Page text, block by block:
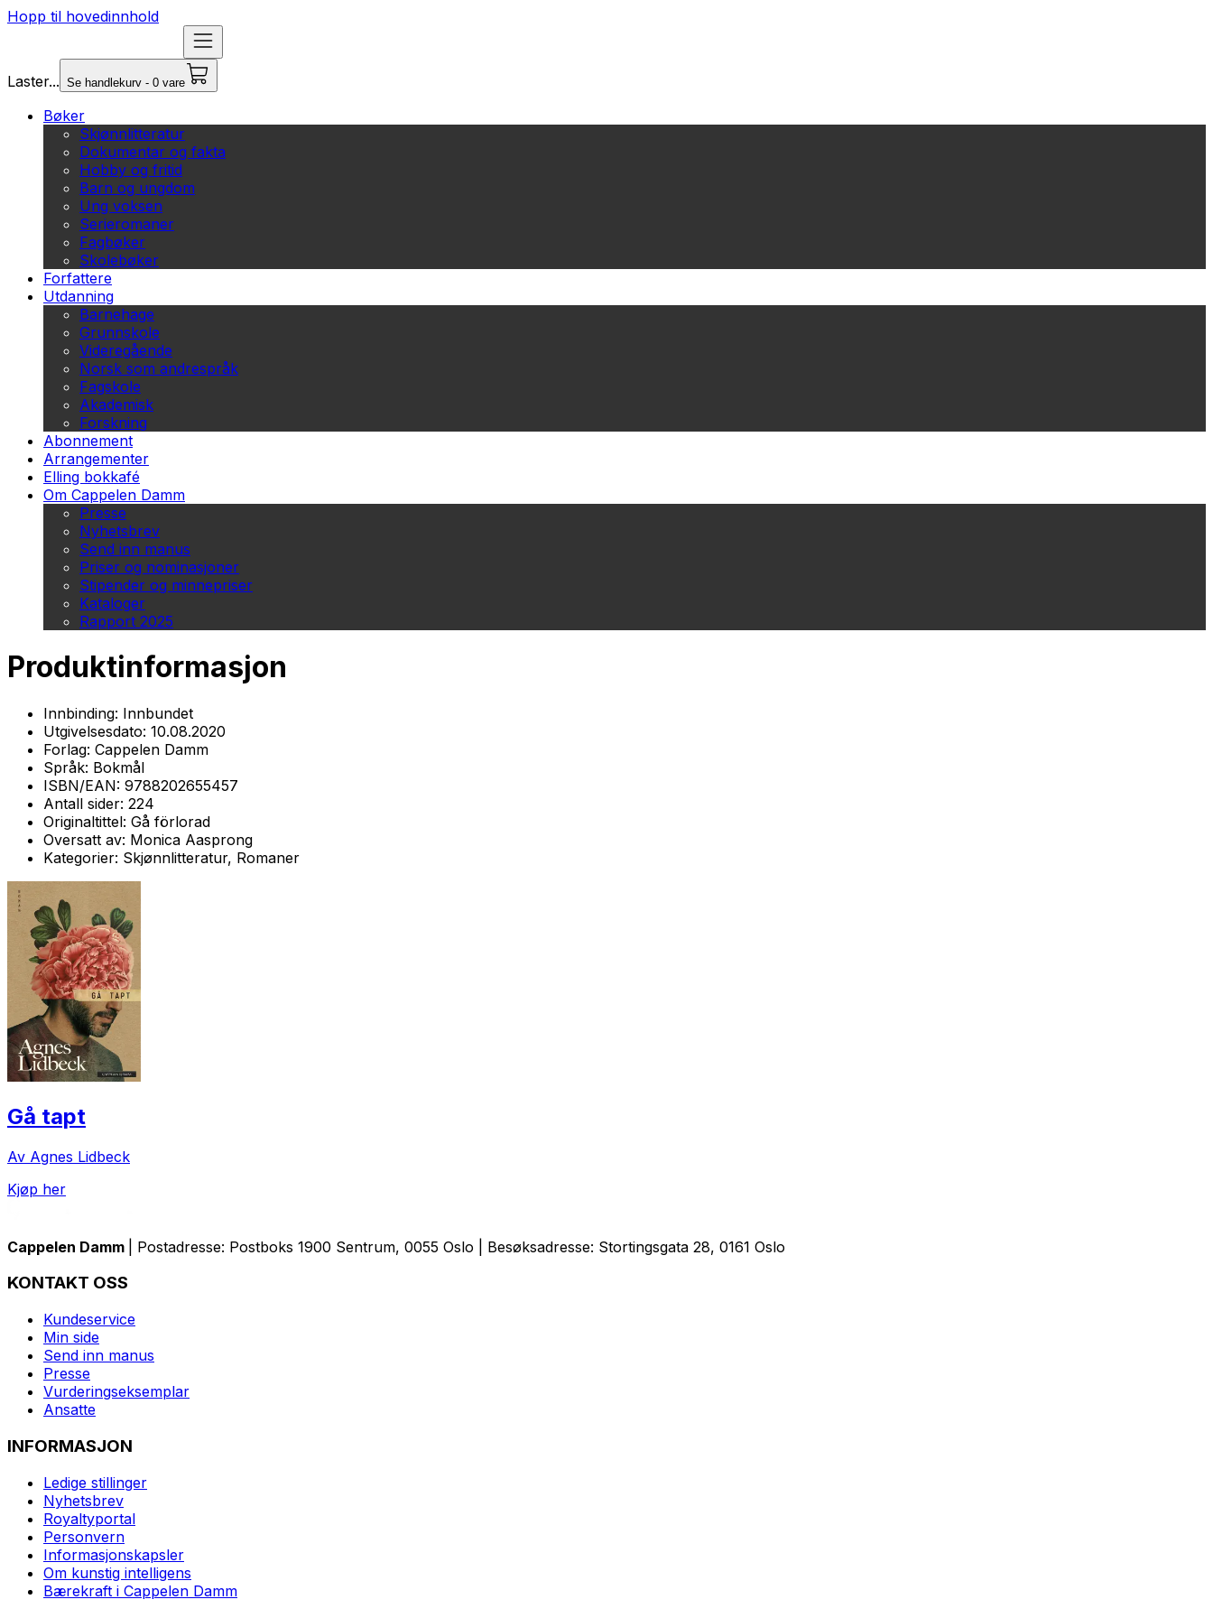
Hopp til hovedinnhold
Laster... Se handlekurv - 0 vare
Bøker
Skjønnlitteratur
Dokumentar og fakta
Hobby og fritid
Barn og ungdom
Ung voksen
Serieromaner
Fagbøker
Skolebøker
Forfattere
Utdanning
Barnehage
Grunnskole
Videregående
Norsk som andrespråk
Fagskole
Akademisk
Forskning
Abonnement
Arrangementer
Elling bokkafé
Om Cappelen Damm
Presse
Nyhetsbrev
Send inn manus
Priser og nominasjoner
Stipender og minnepriser
Kataloger
Rapport 2025
Produktinformasjon
Innbinding: Innbundet
Utgivelsesdato: 10.08.2020
Forlag: Cappelen Damm
Språk: Bokmål
ISBN/EAN: 9788202655457
Antall sider: 224
Originaltittel: Gå förlorad
Oversatt av: Monica Aasprong
Kategorier: Skjønnlitteratur, Romaner
Gå tapt
Av Agnes Lidbeck
Kjøp her
Cappelen Damm | Postadresse: Postboks 1900 Sentrum, 0055 Oslo | Besøksadresse: Stortingsgata 28, 0161 Oslo
KONTAKT OSS
Kundeservice
Min side
Send inn manus
Presse
Vurderingseksemplar
Ansatte
INFORMASJON
Ledige stillinger
Nyhetsbrev
Royaltyportal
Personvern
Informasjonskapsler
Om kunstig intelligens
Bærekraft i Cappelen Damm